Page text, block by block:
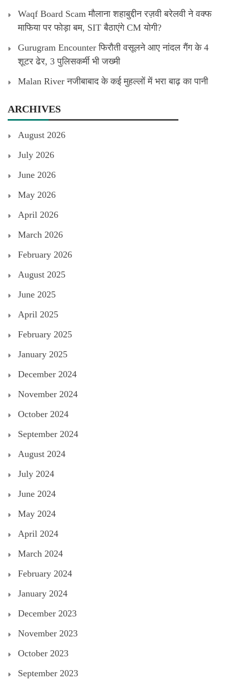
Waqf Board Scam मौलाना शहाबुद्दीन रज़वी बरेलवी ने वक्फ
माफिया पर फोड़ा बम, SIT बैठाएंगे CM योगी?
Gurugram Encounter फिरौती वसूलने आए नांदल गैंग के 4
शूटर ढेर, 3 पुलिसकर्मी भी जख्मी
Malan River नजीबाबाद के कई मुहल्लों में भरा बाढ़ का पानी
ARCHIVES
August 2026
July 2026
June 2026
May 2026
April 2026
March 2026
February 2026
August 2025
June 2025
April 2025
February 2025
January 2025
December 2024
November 2024
October 2024
September 2024
August 2024
July 2024
June 2024
May 2024
April 2024
March 2024
February 2024
January 2024
December 2023
November 2023
October 2023
September 2023